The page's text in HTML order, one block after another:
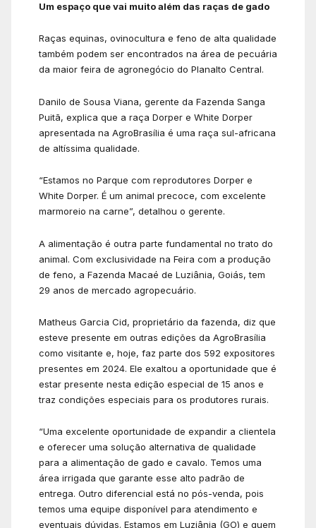
Um espaço que vai muito além das raças de gado
Raças equinas, ovinocultura e feno de alta qualidade
também podem ser encontrados na área de pecuária
da maior feira de agronegócio do Planalto Central.
Danilo de Sousa Viana, gerente da Fazenda Sanga
Puitã, explica que a raça Dorper e White Dorper
apresentada na AgroBrasília é uma raça sul-africana
de altíssima qualidade.
“Estamos no Parque com reprodutores Dorper e
White Dorper. É um animal precoce, com excelente
marmoreio na carne”, detalhou o gerente.
A alimentação é outra parte fundamental no trato do
animal. Com exclusividade na Feira com a produção
de feno, a Fazenda Macaé de Luziânia, Goiás, tem
29 anos de mercado agropecuário.
Matheus Garcia Cid, proprietário da fazenda, diz que
esteve presente em outras edições da AgroBrasília
como visitante e, hoje, faz parte dos 592 expositores
presentes em 2024. Ele exaltou a oportunidade que é
estar presente nesta edição especial de 15 anos e
traz condições especiais para os produtores rurais.
“Uma excelente oportunidade de expandir a clientela
e oferecer uma solução alternativa de qualidade
para a alimentação de gado e cavalo. Temos uma
área irrigada que garante esse alto padrão de
entrega. Outro diferencial está no pós-venda, pois
temos uma equipe disponível para atendimento e
eventuais dúvidas. Estamos em Luziânia (GO) e quem